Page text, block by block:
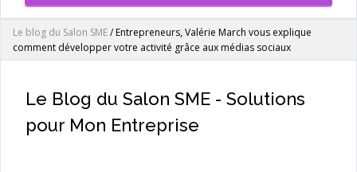
Le blog du Salon SME/Entrepreneurs, Valérie March vous explique
comment développer votre activité grâce aux médias sociaux
Le Blog du Salon SME - Solutions
pour Mon Entreprise